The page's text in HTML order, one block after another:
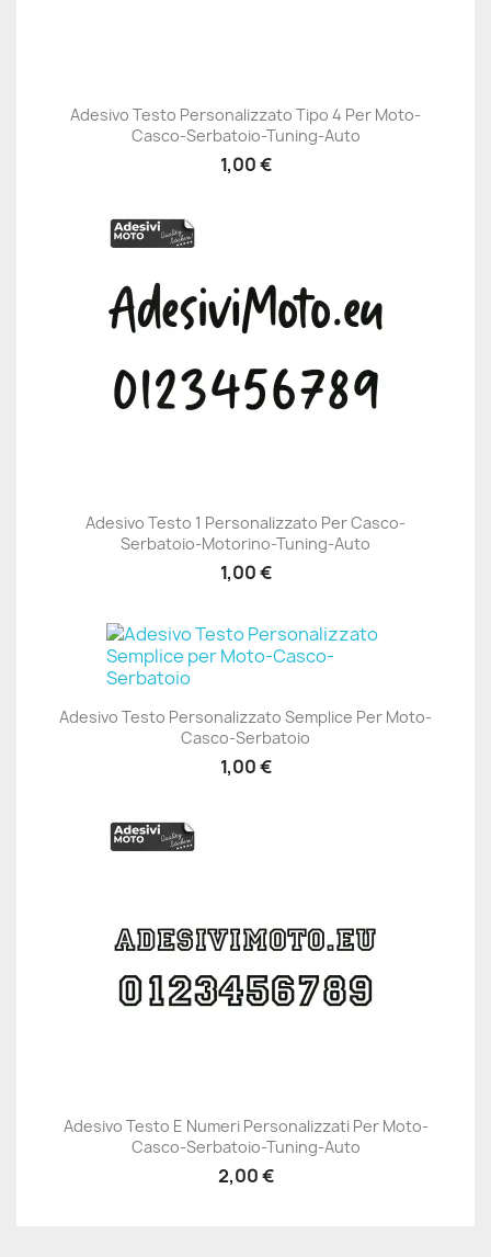
Adesivo Testo Personalizzato Tipo 4 Per Moto-
Casco-Serbatoio-Tuning-Auto
1,00 €
Adesivo Testo 1 Personalizzato Per Casco-
Serbatoio-Motorino-Tuning-Auto
1,00 €
Adesivo Testo Personalizzato Semplice Per Moto-
Casco-Serbatoio
1,00 €
Adesivo Testo E Numeri Personalizzati Per Moto-
Casco-Serbatoio-Tuning-Auto
2,00 €